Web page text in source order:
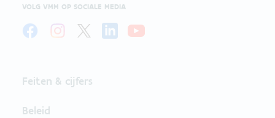
VOLG VMM OP SOCIALE MEDIA
Feiten & cijfers
Beleid